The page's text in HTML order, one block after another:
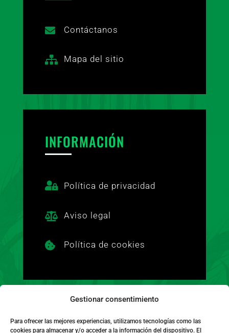
Gestionar consentimiento
Para ofrecer las mejores experiencias, utilizamos tecnologías como las
cookies para almacenar y/o acceder a la información del dispositivo. El
 Contáctanos
 Mapa del sitio
INFORMACIÓN
 Política de privacidad
 Aviso legal
 Política de cookies
FINANCIADO POR LA UNIÓN EUROPEA CON EL